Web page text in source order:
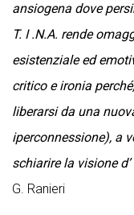
ansiogena dove
T. I .N.A. rende
esistenziale ed
critico e ironia
liberarsi da una
iperconnessione), a
schiarire la visione
G. Ranieri